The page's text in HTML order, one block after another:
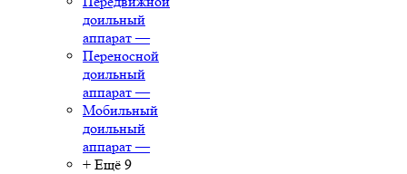
доильный
аппарат —
Переносной
доильный
аппарат —
Мобильный
доильный
аппарат —
+ Ещё 9